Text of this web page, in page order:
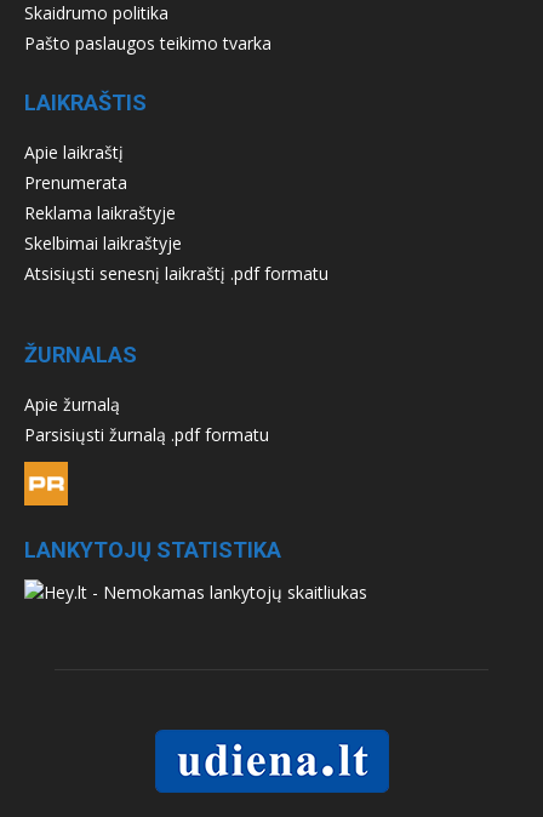
Skaidrumo politika
Pašto paslaugos teikimo tvarka
LAIKRAŠTIS
Apie laikraštį
Prenumerata
Reklama laikraštyje
Skelbimai laikraštyje
Atsisiųsti senesnį laikraštį .pdf formatu
ŽURNALAS
Apie žurnalą
Parsisiųsti žurnalą .pdf formatu
LANKYTOJŲ STATISTIKA